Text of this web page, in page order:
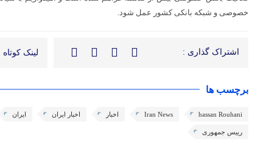
خصوصی و شبکه بانکی کشور عمل شود.
اشتراک گذاری : لینک کوتاه
برچسب ها
hassan Rouhani
Iran News اخبار اخبار ایران ایران
رییس جمهوری